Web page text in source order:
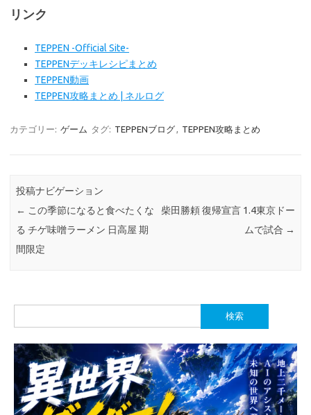
リンク
TEPPEN -Official Site-
TEPPENデッキレシピまとめ
TEPPEN動画
TEPPEN攻略まとめ | ネルログ
カテゴリー: ゲーム タグ: TEPPENブログ, TEPPEN攻略まとめ
投稿ナビゲーション
← この季節になると食べたくな
る チゲ味噌ラーメン 日高屋 期
間限定
柴田勝頼 復帰宣言 1.4東京ドー
ムで試合 →
索: